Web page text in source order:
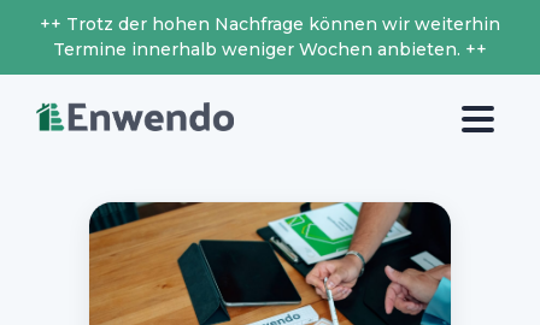
++ Trotz der hohen Nachfrage können wir weiterhin
Termine innerhalb weniger Wochen anbieten. ++